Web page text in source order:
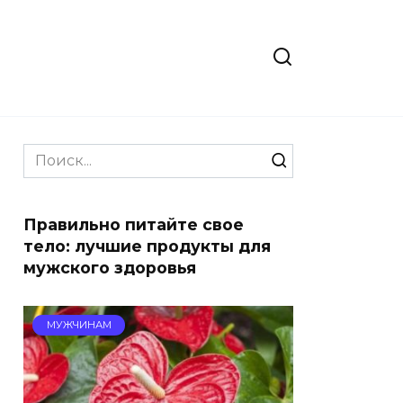
Search
for:
Правильно питайте свое
тело: лучшие продукты для
мужского здоровья
МУЖЧИНАМ